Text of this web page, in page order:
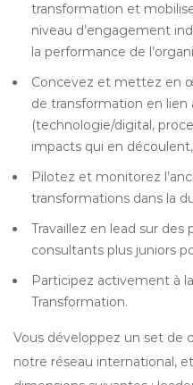
transformation et
niveau d’engagement
la performance de
Concevez et mettez en
de transformation en lien
(technologie/digital,
impacts qui en découlent,
Pilotez et monitorez
transformations dans la
Travaillez en lead sur
consultants plus juniors
Participez activement à
Transformation.
Vous développez un set de
notre réseau international,